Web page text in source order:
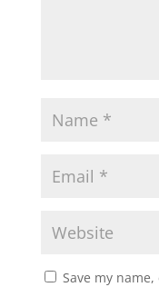
Save my